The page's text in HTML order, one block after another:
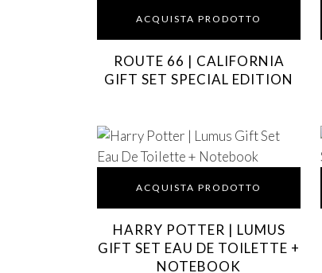
ACQUISTA PRODOTTO
ROUTE 66 | CALIFORNIA
GIFT SET SPECIAL EDITION
ACQUISTA PRODOTTO
HARRY POTTER | LUMUS
GIFT SET EAU DE TOILETTE +
NOTEBOOK